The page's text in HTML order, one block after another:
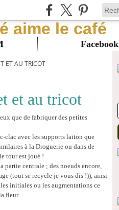
Facebook
ET AU TRICOT
et au tricot
que de fabriquer des petites
clac avec les supports laiton que
à la Droguerie ou dans de
tour est joué !
partie centrale ; des noeuds encore,
(tout se recycle je vous dis !)), ainsi
initiales ou les augmentations ce
fleur.